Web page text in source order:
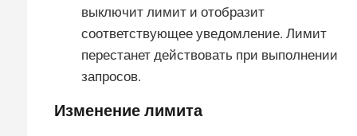
выключит лимит и отобразит
соответствующее уведомление. Лимит
перестанет действовать при выполнении
запросов.
Изменение лимита